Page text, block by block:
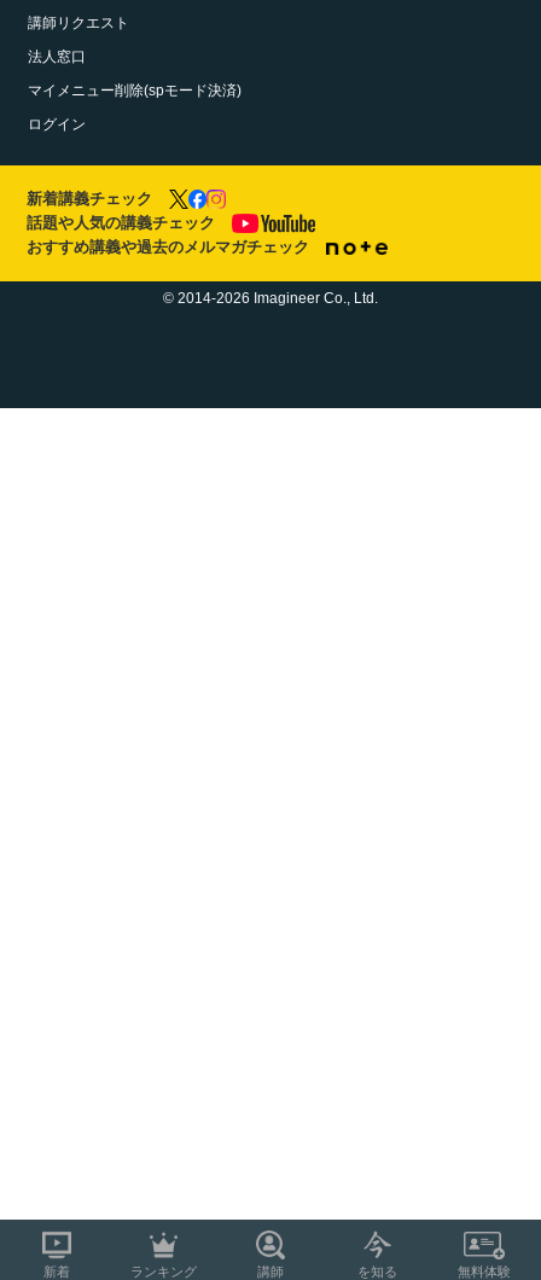
講師リクエスト
法人窓口
マイメニュー削除(spモード決済)
ログイン
新着講義チェック
話題や人気の講義チェック
おすすめ講義や過去のメルマガチェック
© 2014-2026 Imagineer Co., Ltd.
新着 ランキング 講師 を知る 無料体験